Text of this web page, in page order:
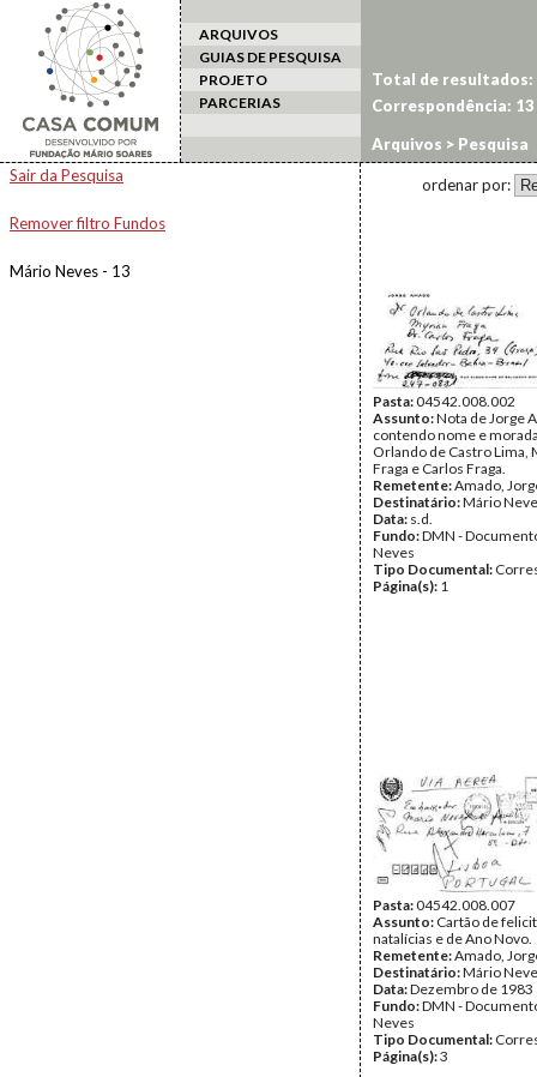
ARQUIVOS
GUIAS DE PESQUISA
PROJETO
PARCERIAS
Arquivos > Pesquisa
Sair da Pesquisa
Remover filtro Fundos
Mário Neves - 13
Total de resultados:
Correspondência: 13
ordenar por:
Pasta:04542.008.002
Assunto:Nota de Jorge
contendo nome e
Orlando de Castro Lima,
Fraga e Carlos Fraga.
Remetente:Amado,
Destinatário:Mário
Data: s.d.
Fundo:DMN -
Neves
Tipo Documental:
Página(s): 1
Pasta:04542.008.007
Assunto: Cartão de
natalícias e de Ano Novo.
Remetente:Amado,
Destinatário:Mário
Data:Dezembro de 1983
Fundo:DMN -
Neves
Tipo Documental:
Página(s):3